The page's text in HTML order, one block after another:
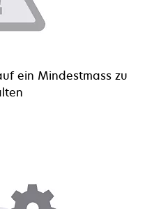
ein Mindestmass zu